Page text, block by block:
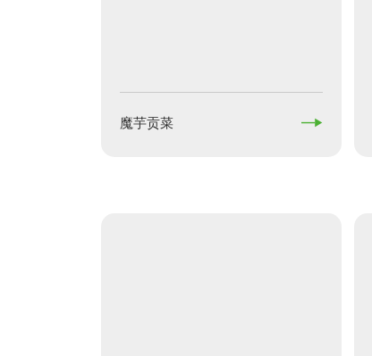
魔芋贡菜 